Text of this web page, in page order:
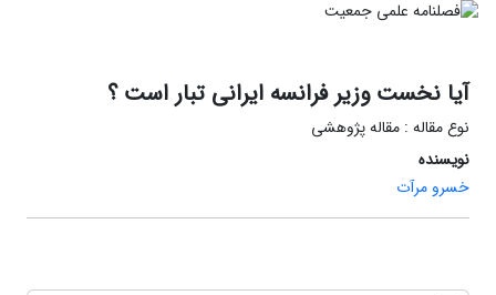
آیا نخست وزیر فرانسه ایرانی تبار است ؟
نوع مقاله : مقاله پژوهشی
نویسنده
خسرو مرآت